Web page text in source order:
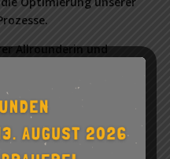
Allrounderin und
ist sie beim
und steht unseren
Tat zur Seite.
die tadellose Führung